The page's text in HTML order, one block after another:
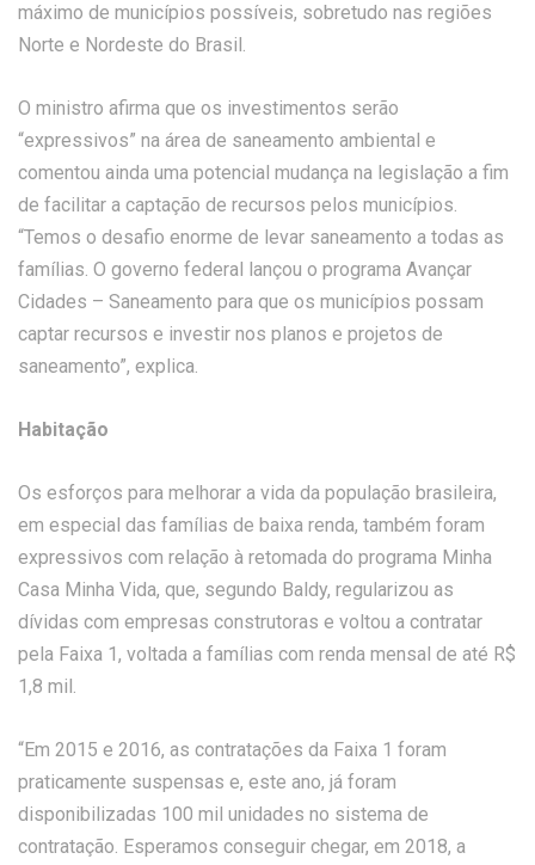
máximo de municípios possíveis, sobretudo nas regiões
Norte e Nordeste do Brasil.
O ministro afirma que os investimentos serão
“expressivos” na área de saneamento ambiental e
comentou ainda uma potencial mudança na legislação a fim
de facilitar a captação de recursos pelos municípios.
“Temos o desafio enorme de levar saneamento a todas as
famílias. O governo federal lançou o programa Avançar
Cidades – Saneamento para que os municípios possam
captar recursos e investir nos planos e projetos de
saneamento”, explica.
Habitação
Os esforços para melhorar a vida da população brasileira,
em especial das famílias de baixa renda, também foram
expressivos com relação à retomada do programa Minha
Casa Minha Vida, que, segundo Baldy, regularizou as
dívidas com empresas construtoras e voltou a contratar
pela Faixa 1, voltada a famílias com renda mensal de até R$
1,8 mil.
“Em 2015 e 2016, as contratações da Faixa 1 foram
praticamente suspensas e, este ano, já foram
disponibilizadas 100 mil unidades no sistema de
contratação. Esperamos conseguir chegar, em 2018, a